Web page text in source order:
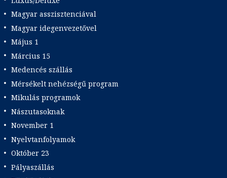
Magyar asszisztenciával
Magyar idegenvezetővel
Május 1
Március 15
Medencés szállás
Mérsékelt nehézségű program
Mikulás programok
Nászutasoknak
November 1
Nyelvtanfolyamok
Október 23
Pályaszállás